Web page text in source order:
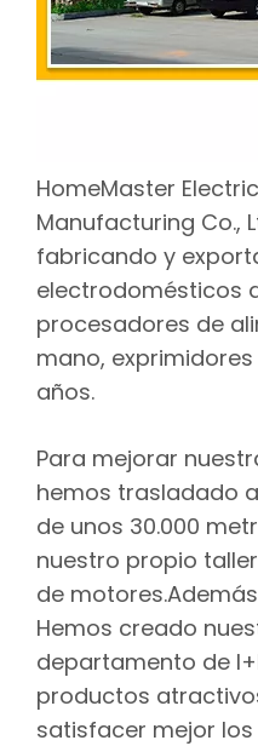
HomeMaster
Manufacturing Co.,
fabricando y
electrodomésticos
procesadores de
mano,
años.
Para mejorar
hemos trasladado
de unos 30.000
nuestro propio
de motores.Además
Hemos creado
departamento de
productos
satisfacer mejor